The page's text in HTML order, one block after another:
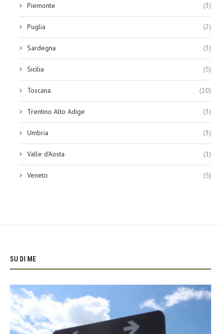
Piemonte (3)
Puglia (2)
Sardegna (3)
Sicilia (5)
Toscana (10)
Trentino Alto Adige (3)
Umbria (3)
Valle d'Aosta (1)
Veneto (5)
SU DI ME